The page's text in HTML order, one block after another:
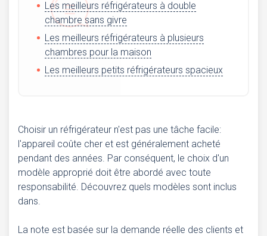
Les meilleurs réfrigérateurs à double
chambre sans givre
Les meilleurs réfrigérateurs à plusieurs
chambres pour la maison
Les meilleurs petits réfrigérateurs spacieux
Choisir un réfrigérateur n'est pas une tâche facile:
l'appareil coûte cher et est généralement acheté
pendant des années. Par conséquent, le choix d'un
modèle approprié doit être abordé avec toute
responsabilité. Découvrez quels modèles sont inclus
dans.
La note est basée sur la demande réelle des clients et